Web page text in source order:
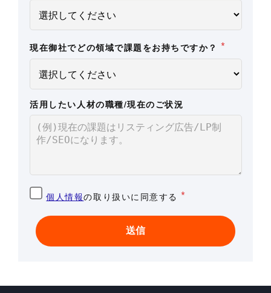
現在御社でどの領域で課題をお持ちですか？ *
活用したい人材の職種/現在のご状況
個人情報の取り扱いに同意する *